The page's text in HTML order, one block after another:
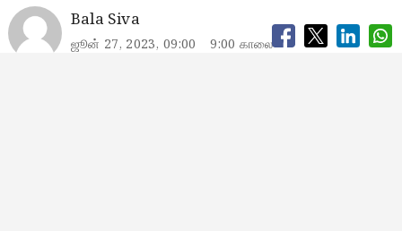
Bala Siva
ஜூன் 27, 2023, 09:00 9:00 காலை